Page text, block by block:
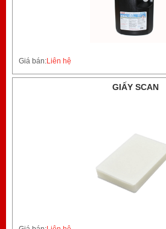
Giá bán:Liên hệ
GIẤY SCAN